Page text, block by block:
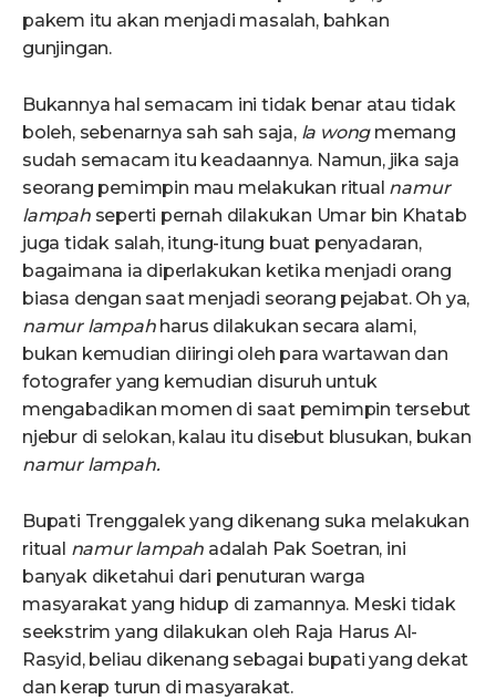
pakem itu akan menjadi masalah, bahkan
gunjingan.
Bukannya hal semacam ini tidak benar atau tidak
boleh, sebenarnya sah sah saja, la wongmemang
sudah semacam itu keadaannya. Namun, jika saja
seorang pemimpin mau melakukan ritual namur
lampahseperti pernah dilakukan Umar bin Khatab
juga tidak salah, itung-itung buat penyadaran,
bagaimana ia diperlakukan ketika menjadi orang
biasa dengan saat menjadi seorang pejabat. Oh ya,
namur lampahharus dilakukan secara alami,
bukan kemudian diiringi oleh para wartawan dan
fotografer yang kemudian disuruh untuk
mengabadikan momen di saat pemimpin tersebut
njebur di selokan, kalau itu disebut blusukan, bukan
namur lampah.
Bupati Trenggalek yang dikenang suka melakukan
ritual namur lampah adalah Pak Soetran, ini
banyak diketahui dari penuturan warga
masyarakat yang hidup di zamannya. Meski tidak
seekstrim yang dilakukan oleh Raja Harus Al-
Rasyid, beliau dikenang sebagai bupati yang dekat
dan kerap turun di masyarakat.